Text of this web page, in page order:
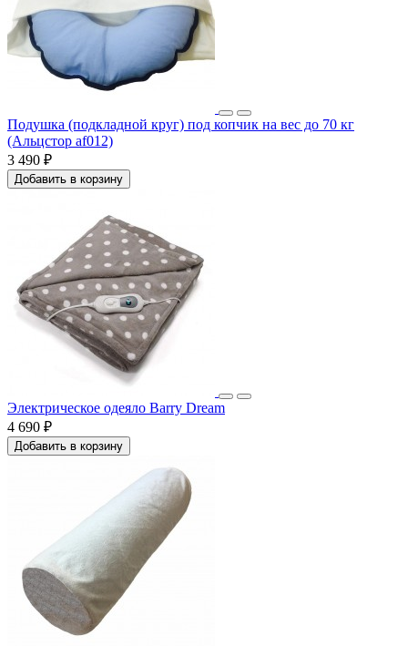
Подушка (подкладной круг) под копчик на вес до 70 кг
(Альцстор af012)
3 490 ₽
Добавить в корзину
Электрическое одеяло Barry Dream
4 690 ₽
Добавить в корзину